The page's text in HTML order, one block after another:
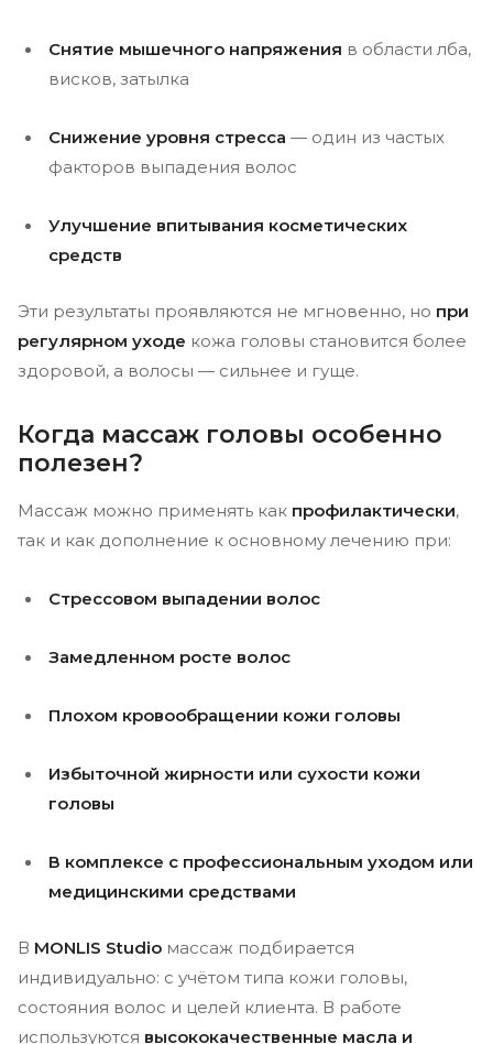
Снятие мышечного напряжения в области лба,
висков, затылка
Снижение уровня стресса — один из частых
факторов выпадения волос
Улучшение впитывания косметических
средств
Эти результаты проявляются не мгновенно, но при
регулярном уходе кожа головы становится более
здоровой, а волосы — сильнее и гуще.
Когда массаж головы особенно
полезен?
Массаж можно применять как профилактически,
так и как дополнение к основному лечению при:
Стрессовом выпадении волос
Замедленном росте волос
Плохом кровообращении кожи головы
Избыточной жирности или сухости кожи
головы
В комплексе с профессиональным уходом или
медицинскими средствами
В MONLIS Studio массаж подбирается
индивидуально: с учётом типа кожи головы,
состояния волос и целей клиента. В работе
используются высококачественные масла и